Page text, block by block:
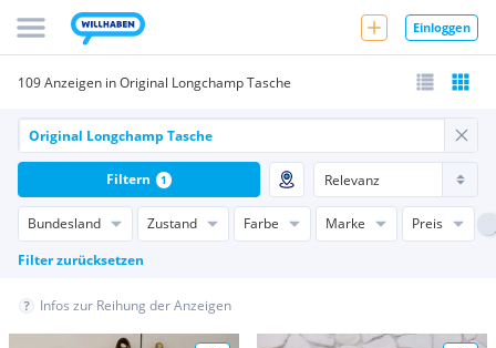
Einloggen
109 Anzeigen in Original Longchamp Tasche
Bundesland Zustand Farbe Marke
Preis
Filter zurücksetzen
Filtern 1
Infos zur Reihung der Anzeigen